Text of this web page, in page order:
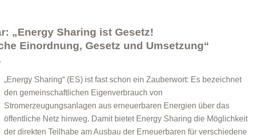
„Energy Sharing ist Gesetz!
Einordnung, Gesetz und Umsetzung“
„Energy Sharing“ (ES) ist fast schon ein Zauberwort: Es bezeichnet
den gemeinschaftlichen Eigenverbrauch von
Stromerzeugungsanlagen aus erneuerbaren Energien über das
öffentliche Netz hinweg. Damit bietet Energy Sharing die Möglichkeit
der direkten Teilhabe am Ausbau der Erneuerbaren für verschiedene